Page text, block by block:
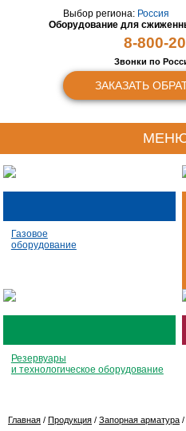
Выбор региона: Россия
Оборудование для
8-800-
Звонки по
ЗАКАЗАТЬ
Газовое
оборудование
Резервуары
и технологическое оборудование
Главная / Продукция / Запорная арматура /